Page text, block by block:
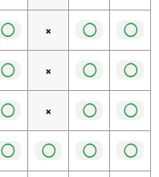
◯ × ◯ ◯
◯ × ◯ ◯
◯ × ◯ ◯
◯ ◯ ◯ ◯